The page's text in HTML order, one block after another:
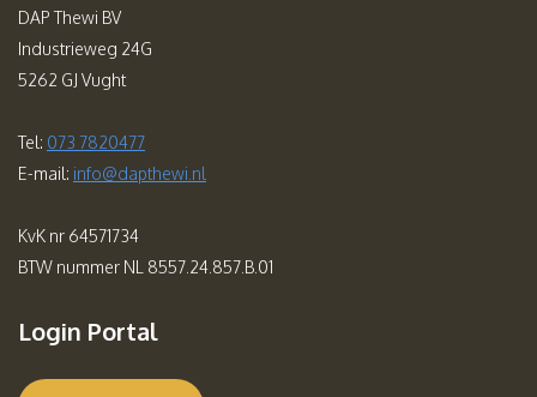
DAP Thewi BV
Industrieweg 24G
5262 GJ Vught
Tel: 073 7820477
E-mail: info@dapthewi.nl
KvK nr 64571734
BTW nummer NL 8557.24.857.B.01
Login Portal